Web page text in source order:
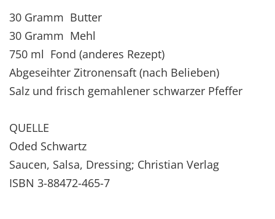
30 Gramm Butter
30 Gramm Mehl
750 ml Fond (anderes Rezept)
Abgeseihter Zitronensaft (nach Belieben)
Salz und frisch gemahlener schwarzer Pfeffer
QUELLE
Oded Schwartz
Saucen, Salsa, Dressing; Christian Verlag
ISBN 3-88472-465-7